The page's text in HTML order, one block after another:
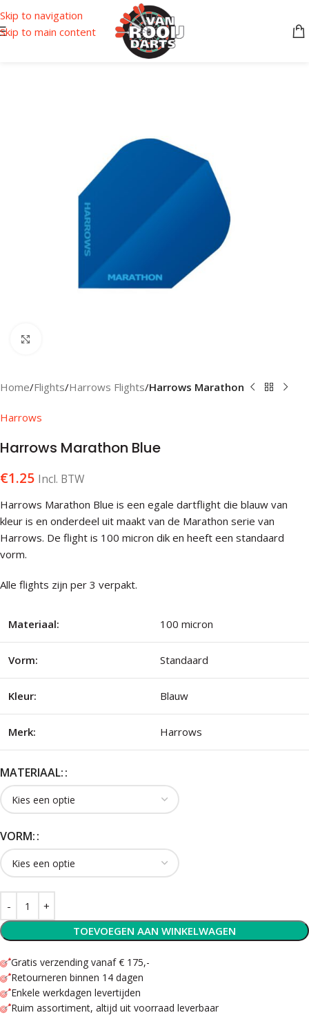
Skip to navigation
Skip to main content
Home Flights Harrows Flights Harrows Marathon
Harrows
Harrows Marathon Blue
€1.25 Incl. BTW
Harrows Marathon Blue is een egale dartflight die blauw van
kleur is en onderdeel uit maakt van de Marathon serie van
Harrows. De flight is 100 micron dik en heeft een standaard
vorm.
Alle flights zijn per 3 verpakt.
Materiaal: 100 micron
Vorm: Standaard
Kleur: Blauw
Merk: Harrows
MATERIAAL:
VORM:
TOEVOEGEN AAN WINKELWAGEN
Gratis verzending vanaf € 175,-
Retourneren binnen 14 dagen
Enkele werkdagen levertijden
Ruim assortiment, altijd uit voorraad leverbaar